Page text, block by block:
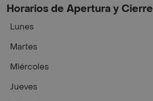
Horarios de Apertura y Cierre
Lunes
Martes
Miércoles
Jueves